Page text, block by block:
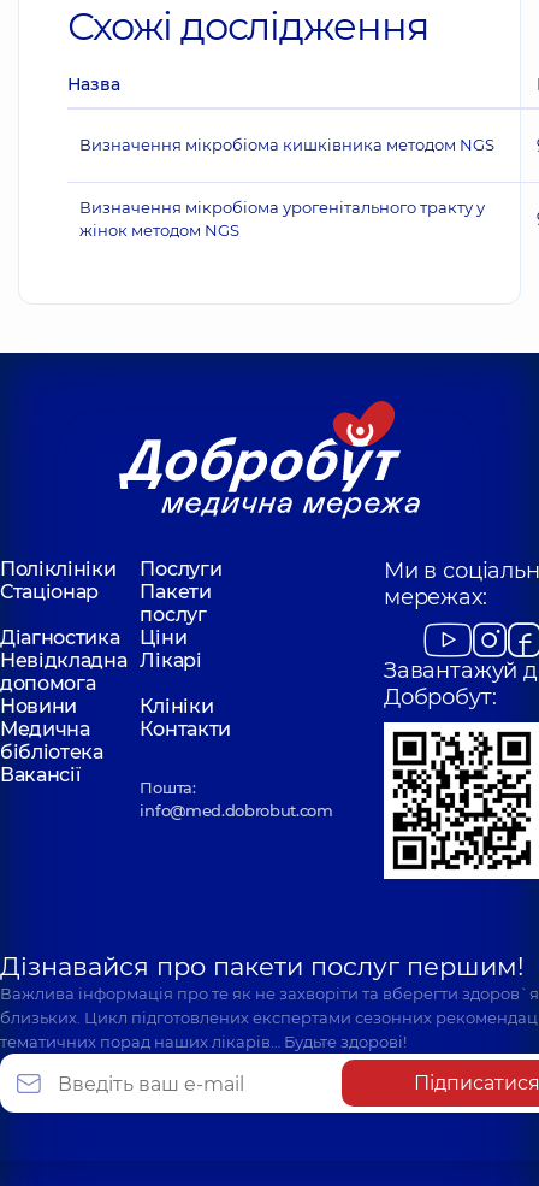
Схожі дослідження
Назва
Визначення мікробіома кишківника методом NGS
Визначення мікробіома урогенітального тракту у
жінок методом NGS
Поліклініки
Послуги
Стаціонар
Пакети
послуг
Діагностика
Ціни
Невідкладна
допомога
Лікарі
Новини
Клініки
Медична
бібліотека
Контакти
Вакансії
Пошта:
info@med.dobrobut.com
Ми в
мережах:
Завантажуй
Добробут:
Дізнавайся про пакети послуг першим!
Важлива інформація про те як не захворіти та вберегти
близьких. Цикл підготовлених експертами сезонних
тематичних порад наших лікарів… Будьте здорові!
Підписатися